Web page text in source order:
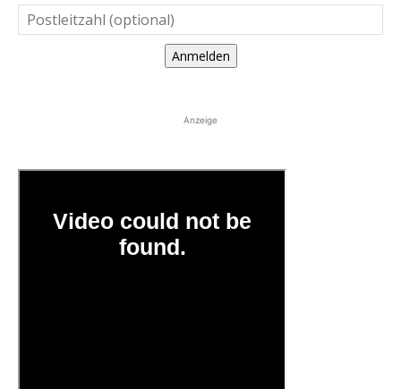
Anmelden
Anzeige